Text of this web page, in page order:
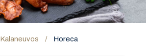
Kalaneuvos / Horeca